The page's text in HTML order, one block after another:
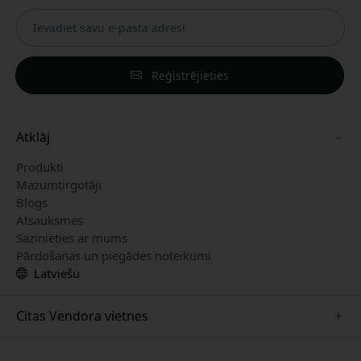
Reģistrējieties
Atklāj
Produkti
Mazumtirgotāji
Blogs
Atsauksmes
Sazinieties ar mums
Pārdošanas un piegādes noteikumi
Latviešu
Citas Vendora vietnes